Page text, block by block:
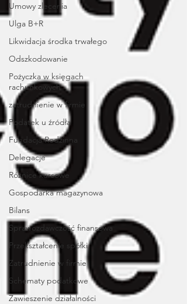
Umowy zlecenia
Ulga B+R
Likwidacja środka trwałego
Odszkodowanie
Pożyczka w księgach
rachunkowych
zatrudnienie w firmie
Podatek u źródła
Fundacja Rodzinna
Delegacje
Różnice kursowe
Gospodarka magazynowa
Bilans
Sprawozdawczość finansowa
Przekształcenie spółki
Zatrudnienie w firmie
Schematy podatkowe
Zawieszenie działalności